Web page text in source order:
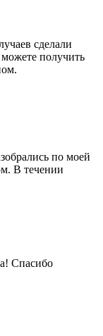
сделали
получить
по моей
В течении
Спасибо